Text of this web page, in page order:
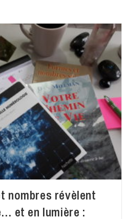
nombres révèlent
et en lumière :